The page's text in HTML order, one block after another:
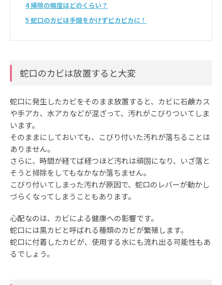
4掃除の頻度はどのくらい？
5 蛇口のカビは手間をかけずピカピカに！
蛇口のカビは放置すると大変
蛇口に発生したカビをそのまま放置すると、カビに石鹸カス
や手アカ、水アカなどが混ざって、汚れがこびりついてしま
います。
そのままにしておいても、こびり付いた汚れが落ちることは
ありません。
さらに、時間が経てば経つほど汚れは頑固になり、いざ落と
そうと掃除をしてもなかなか落ちません。
こびり付いてしまった汚れが原因で、蛇口のレバーが動かし
づらくなってしまうこともあります。
心配なのは、カビによる健康への影響です。
蛇口には黒カビと呼ばれる種類のカビが繁殖します。
蛇口に付着したカビが、使用する水にも流れ出る可能性もあ
るでしょう。